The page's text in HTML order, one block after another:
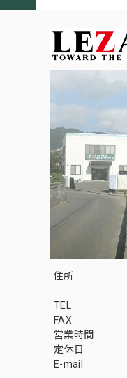
住所
TEL
FAX
営業時間
定休日
E-mail